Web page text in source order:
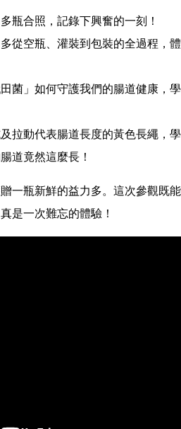
瓶合照，記錄下興奮的一刻！
從空瓶、灌裝到包裝的全過程，體
菌」如何守護我們的腸道健康，學
拉動代表腸道長度的黃色長繩，學
道竟然這麼長！
一瓶新鮮的益力多。這次參觀既能
是一次難忘的體驗！